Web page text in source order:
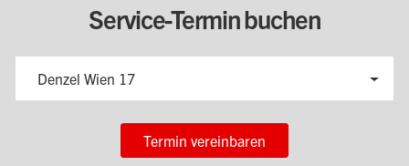
Service-Termin buchen
Denzel Wien 17
Termin vereinbaren